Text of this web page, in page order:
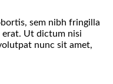
sem nibh fringilla
erat. Ut dictum nisi
nunc sit amet,